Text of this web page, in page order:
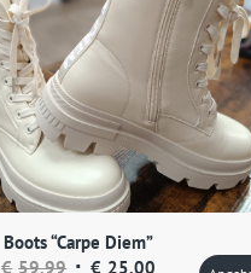
Boots “Carpe Diem”
€ 59,99 Ursprünglicher
€ 25,00 Aktueller